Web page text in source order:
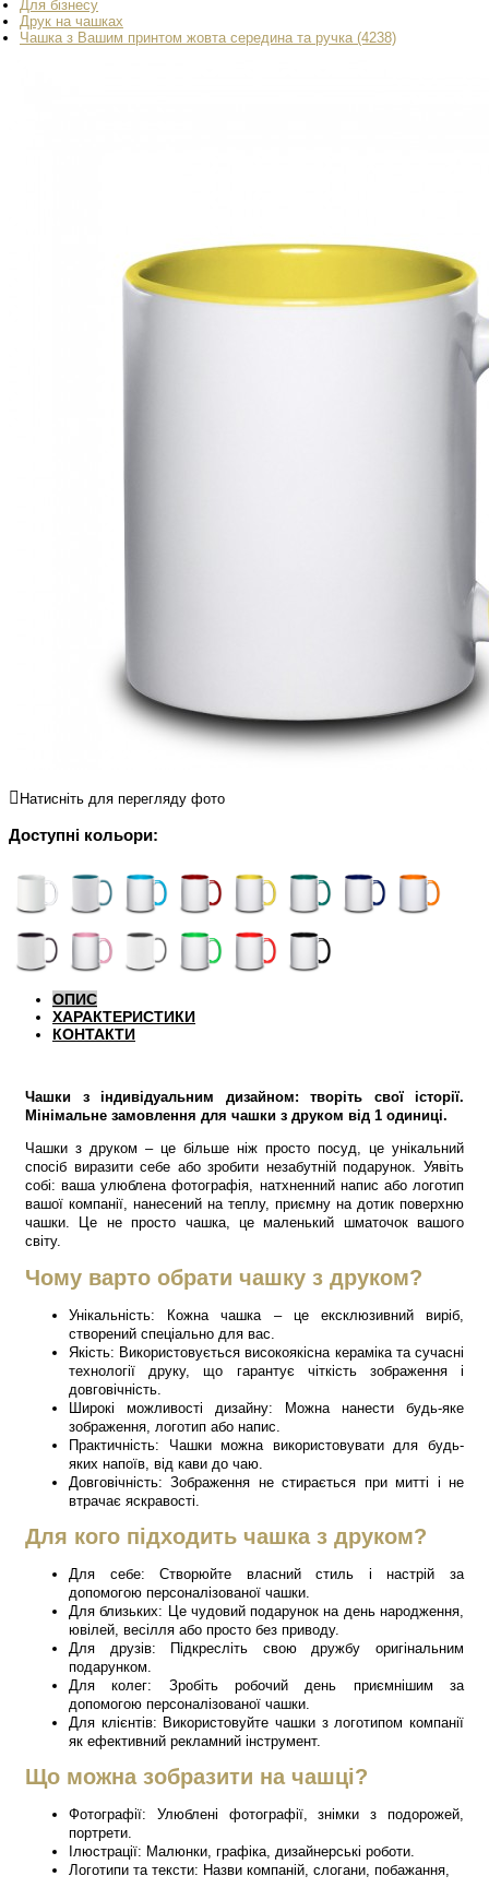
Для бізнесу
Друк на чашках
Чашка з Вашим принтом жовта середина та ручка (4238)
Натисніть для перегляду фото
Доступні кольори:
ОПИС
ХАРАКТЕРИСТИКИ
КОНТАКТИ
Чашки з індивідуальним дизайном: творіть свої історії.
Мінімальне замовлення для чашки з друком від 1 одиниці.
Чашки з друком – це більше ніж просто посуд, це унікальний
спосіб виразити себе або зробити незабутній подарунок. Уявіть
собі: ваша улюблена фотографія, натхненний напис або логотип
вашої компанії, нанесений на теплу, приємну на дотик поверхню
чашки. Це не просто чашка, це маленький шматочок вашого
світу.
Чому варто обрати чашку з друком?
Унікальність: Кожна чашка – це ексклюзивний виріб,
створений спеціально для вас.
Якість: Використовується високоякісна кераміка та сучасні
технології друку, що гарантує чіткість зображення і
довговічність.
Широкі можливості дизайну: Можна нанести будь-яке
зображення, логотип або напис.
Практичність: Чашки можна використовувати для будь-
яких напоїв, від кави до чаю.
Довговічність: Зображення не стирається при митті і не
втрачає яскравості.
Для кого підходить чашка з друком?
Для себе: Створюйте власний стиль і настрій за
допомогою персоналізованої чашки.
Для близьких: Це чудовий подарунок на день народження,
ювілей, весілля або просто без приводу.
Для друзів: Підкресліть свою дружбу оригінальним
подарунком.
Для колег: Зробіть робочий день приємнішим за
допомогою персоналізованої чашки.
Для клієнтів: Використовуйте чашки з логотипом компанії
як ефективний рекламний інструмент.
Що можна зобразити на чашці?
Фотографії: Улюблені фотографії, знімки з подорожей,
портрети.
Ілюстрації: Малюнки, графіка, дизайнерські роботи.
Логотипи та тексти: Назви компаній, слогани, побажання,